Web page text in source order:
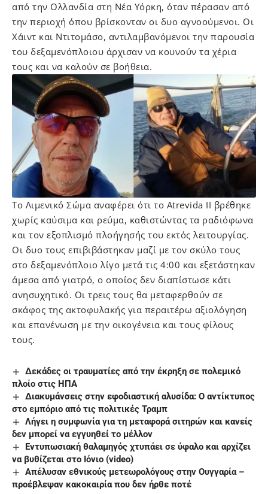
από την Ολλανδία στη Νέα Υόρκη, όταν πέρασαν από
την περιοχή όπου βρίσκονταν οι δυο αγνοούμενοι. Οι
Χάιντ και Ντιτομάσο, αντιλαμβανόμενοι την παρουσία
του δεξαμενόπλοιου άρχισαν να κουνούν τα χέρια
τους και να καλούν σε βοήθεια.
Το Λιμενικό Σώμα αναφέρει ότι το Atrevida II βρέθηκε
χωρίς καύσιμα και ρεύμα, καθιστώντας τα ραδιόφωνα
και τον εξοπλισμό πλοήγησής του εκτός λειτουργίας.
Οι δυο τους επιβιβάστηκαν μαζί με τον σκύλο τους
στο δεξαμενόπλοιο λίγο μετά τις 4:00 και εξετάστηκαν
άμεσα από γιατρό, ο οποίος δεν διαπίστωσε κάτι
ανησυχητικό. Οι τρεις τους θα μεταφερθούν σε
σκάφος της ακτοφυλακής για περαιτέρω αξιολόγηση
και επανένωση με την οικογένεια και τους φίλους
τους.
Δεκάδες οι τραυματίες από την έκρηξη σε πολεμικό
πλοίο στις ΗΠΑ
Διακυμάνσεις στην εφοδιαστική αλυσίδα: Ο αντίκτυπος
στο εμπόριο από τις πολιτικές Τραμπ
Λήγει η συμφωνία για τη μεταφορά σιτηρών και κανείς
δεν μπορεί να εγγυηθεί το μέλλον
Eντυπωσιακή θαλαμηγός χτυπάει σε ύφαλο και αρχίζει
να βυθίζεται στο Ιόνιο (video)
Aπέλυσαν εθνικούς μετεωρολόγους στην Ουγγαρία –
προέβλεψαν κακοκαιρία που δεν ήρθε ποτέ